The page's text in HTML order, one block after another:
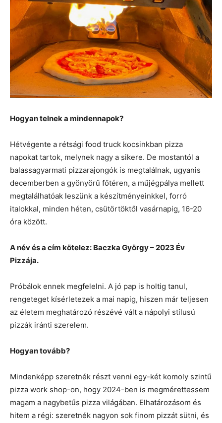
Hogyan telnek a mindennapok?
Hétvégente a rétsági food truck kocsinkban pizza
napokat tartok, melynek nagy a sikere. De mostantól a
balassagyarmati pizzarajongók is megtalálnak, ugyanis
decemberben a gyönyörű főtéren, a műjégpálya mellett
megtalálhatóak leszünk a készítményeinkkel, forró
italokkal, minden héten, csütörtöktől vasárnapig, 16-20
óra között.
A név és a cím kötelez: Baczka György – 2023 Év
Pizzája.
Próbálok ennek megfelelni. A jó pap is holtig tanul,
rengeteget kísérletezek a mai napig, hiszen már teljesen
az életem meghatározó részévé vált a nápolyi stílusú
pizzák iránti szerelem.
Hogyan tovább?
Mindenképp szeretnék részt venni egy-két komoly szintű
pizza work shop-on, hogy 2024-ben is megmérettessem
magam a nagybetűs pizza világában. Elhatározásom és
hitem a régi: szeretnék nagyon sok finom pizzát sütni, és